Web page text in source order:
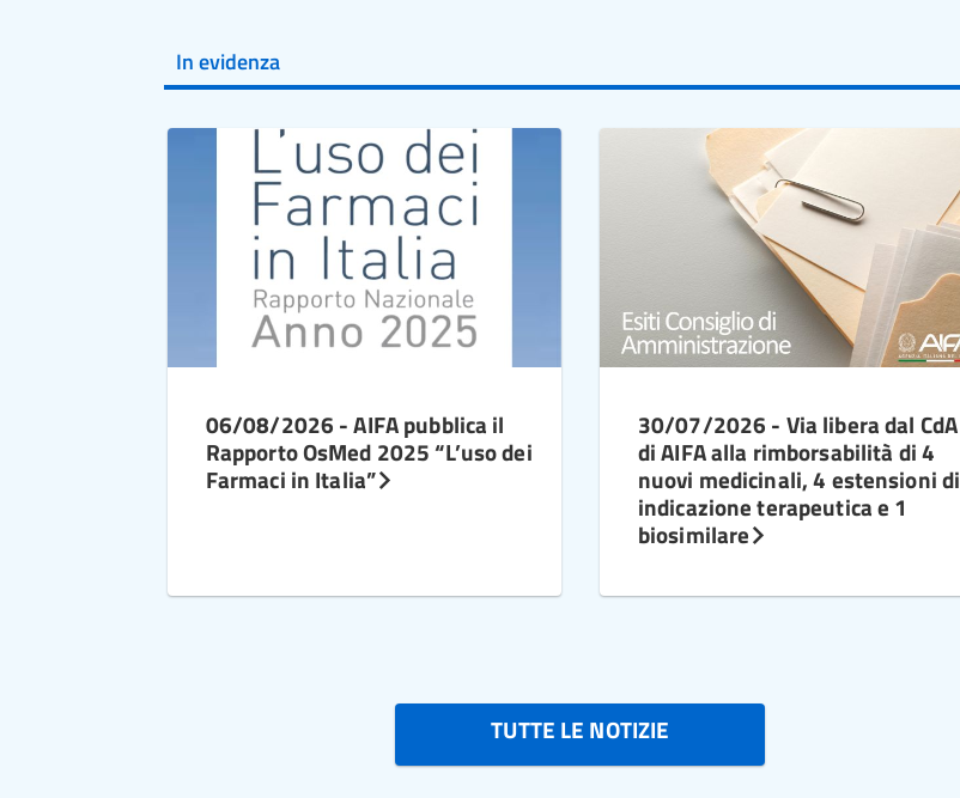
In evidenza
06/08/2026 - AIFA pubblica il
Rapporto OsMed 2025 “L’uso dei
Farmaci in Italia”
30/07/2026 - Via libera dal CdA
di AIFA alla rimborsabilità di 4
nuovi medicinali, 4 estensioni di
indicazione terapeutica e 1
biosimilare
TUTTE LE NOTIZIE